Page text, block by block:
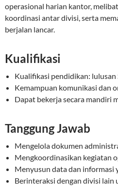
operasional harian kantor,
koordinasi antar divisi, serta
berjalan lancar.
Kualifikasi
Kualifikasi pendidikan: lulusan
Kemampuan komunikasi dan
Dapat bekerja secara mandiri
Tanggung Jawab
Mengelola dokumen
Mengkoordinasikan kegiatan
Menyusun data dan informasi
Berinteraksi dengan divisi lain